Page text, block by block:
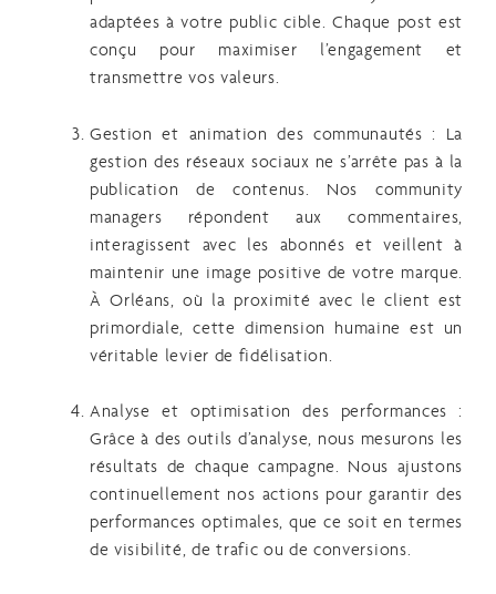
adaptées à votre public cible. Chaque post est
conçu pour maximiser l’engagement et
transmettre vos valeurs.
Gestion et animation des communautés : La
gestion des réseaux sociaux ne s’arrête pas à la
publication de contenus. Nos community
managers répondent aux commentaires,
interagissent avec les abonnés et veillent à
maintenir une image positive de votre marque.
À Orléans, où la proximité avec le client est
primordiale, cette dimension humaine est un
véritable levier de fidélisation.
Analyse et optimisation des performances :
Grâce à des outils d’analyse, nous mesurons les
résultats de chaque campagne. Nous ajustons
continuellement nos actions pour garantir des
performances optimales, que ce soit en termes
de visibilité, de trafic ou de conversions.